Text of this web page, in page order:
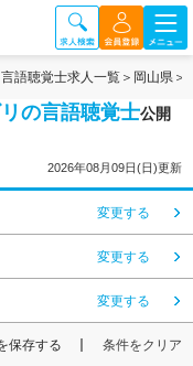
言語聴覚士求人一覧 岡山県
の言語聴覚士公開
2026年08月09日(日)更新
変更する
変更する
変更する
保存する 条件をクリア